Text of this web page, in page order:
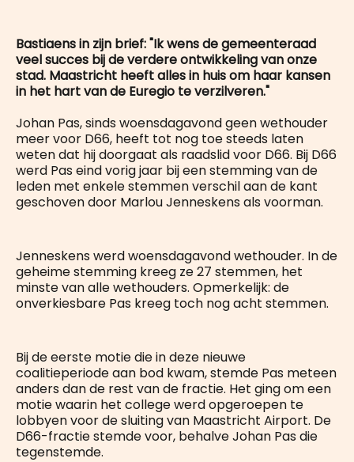
Bastiaens in zijn brief: "Ik wens de gemeenteraad
veel succes bij de verdere ontwikkeling van onze
stad. Maastricht heeft alles in huis om haar kansen
in het hart van de Euregio te verzilveren."
Johan Pas, sinds woensdagavond geen wethouder
meer voor D66, heeft tot nog toe steeds laten
weten dat hij doorgaat als raadslid voor D66. Bij D66
werd Pas eind vorig jaar bij een stemming van de
leden met enkele stemmen verschil aan de kant
geschoven door Marlou Jenneskens als voorman.
Jenneskens werd woensdagavond wethouder. In de
geheime stemming kreeg ze 27 stemmen, het
minste van alle wethouders. Opmerkelijk: de
onverkiesbare Pas kreeg toch nog acht stemmen.
Bij de eerste motie die in deze nieuwe
coalitieperiode aan bod kwam, stemde Pas meteen
anders dan de rest van de fractie. Het ging om een
motie waarin het college werd opgeroepen te
lobbyen voor de sluiting van Maastricht Airport. De
D66-fractie stemde voor, behalve Johan Pas die
tegenstemde.